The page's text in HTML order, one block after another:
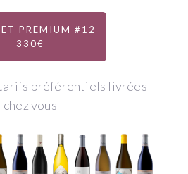
PREMIUM #12
330€
préférentiels livrées
chez vous